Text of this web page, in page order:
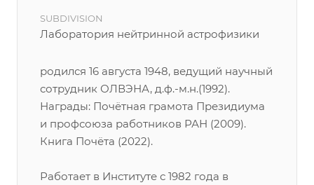
SUBDIVISION
Лаборатория нейтринной астрофизики
родился 16 августа 1948, ведущий научный
сотрудник ОЛВЭНА, д.ф.-м.н.(1992).
Награды: Почётная грамота Президиума
и профсоюза работников РАН (2009).
Книга Почёта (2022).
Работает в Институте с 1982 года в